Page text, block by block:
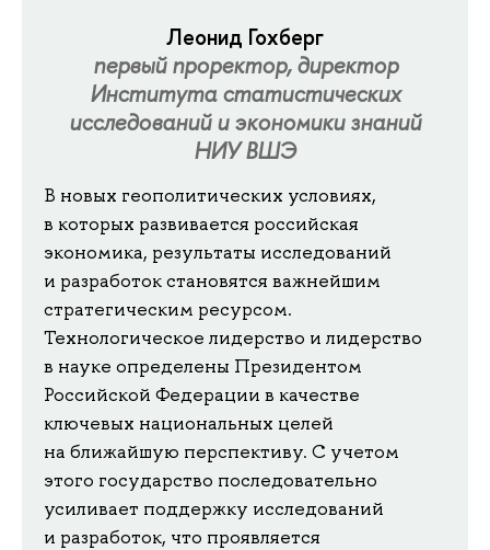
Леонид Гохберг
первый проректор, директор
Института статистических
исследований и экономики знаний
НИУ ВШЭ
В новых геополитических условиях,
в которых развивается российская
экономика, результаты исследований
и разработок становятся важнейшим
стратегическим ресурсом.
Технологическое лидерство и лидерство
в науке определены Президентом
Российской Федерации в качестве
ключевых национальных целей
на ближайшую перспективу. С учетом
этого государство последовательно
усиливает поддержку исследований
и разработок, что проявляется